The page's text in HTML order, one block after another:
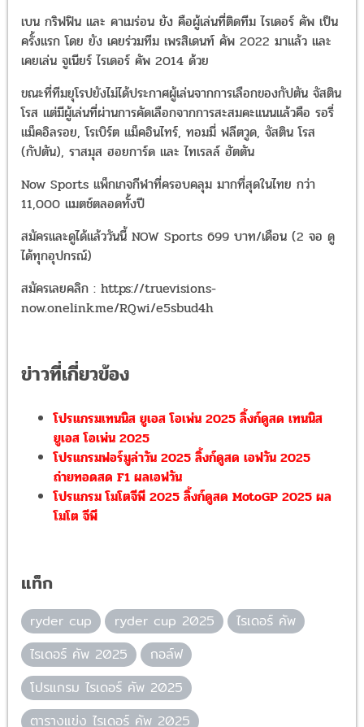
เบน กริฟฟิน และ คาเมร่อน ยัง คือผู้เล่นที่ติดทีม ไรเดอร์ คัพ เป็น
ครั้งแรก โดย ยัง เคยร่วมทีม เพรสิเดนท์ คัพ 2022 มาแล้ว และ
เคยเล่น จูเนียร์ ไรเดอร์ คัพ 2014 ด้วย
ขณะที่ทีมยุโรปยังไม่ได้ประกาศผู้เล่นจากการเลือกของกัปตัน จัสติน
โรส แต่มีผู้เล่นที่ผ่านการคัดเลือกจากการสะสมคะแนนแล้วคือ รอรี่
แม็คอิลรอย, โรเบิร์ต แม็คอินไทร์, ทอมมี่ ฟลีตวูด, จัสติน โรส
(กัปตัน), ราสมุส ฮอยการ์ด และ ไทเรลล์ ฮัตตัน
Now Sports แพ็กเกจกีฬาที่ครอบคลุม มากที่สุดในไทย กว่า
11,000 แมตช์ตลอดทั้งปี
สมัครและดูได้แล้ววันนี้ NOW Sports 699 บาท/เดือน (2 จอ ดู
ได้ทุกอุปกรณ์)
สมัครเลยคลิก : https://truevisions-
now.onelink.me/RQwi/e5sbud4h
ข่าวที่เกี่ยวข้อง
โปรแกรมเทนนิส ยูเอส โอเพ่น 2025 ลิ้งก์ดูสด เทนนิส
ยูเอส โอเพ่น 2025
โปรแกรมฟอร์มูล่าวัน 2025 ลิ้งก์ดูสด เอฟวัน 2025
ถ่ายทอดสด F1 ผลเอฟวัน
โปรแกรม โมโตจีพี 2025 ลิ้งก์ดูสด MotoGP 2025 ผล
โมโต จีพี
แท็ก
ryder cup ryder cup 2025
ไรเดอร์ คัพ
ไรเดอร์ คัพ 2025
กอล์ฟ
โปรแกรม ไรเดอร์ คัพ 2025
ตารางแข่ง ไรเดอร์ คัพ 2025